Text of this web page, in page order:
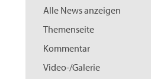
Kontakt
Alle News anzeigen
Themenseite
Kommentar
Video-/Galerie